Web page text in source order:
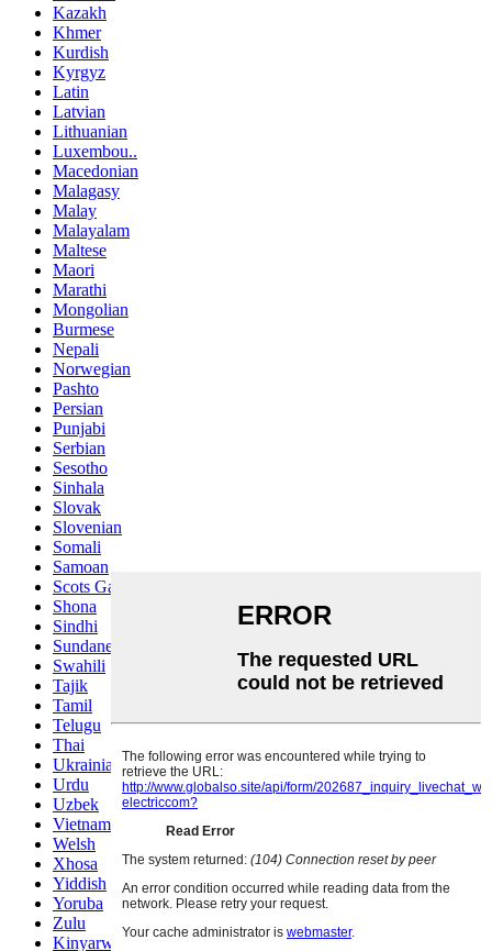
Kazakh
Khmer
Kurdish
Kyrgyz
Latin
Latvian
Lithuanian
Luxembou..
Macedonian
Malagasy
Malay
Malayalam
Maltese
Maori
Marathi
Mongolian
Burmese
Nepali
Norwegian
Pashto
Persian
Punjabi
Serbian
Sesotho
Sinhala
Slovak
Slovenian
Somali
Samoan
Scots Gaelic
Shona
Sindhi
Sundanese
Swahili
Tajik
Tamil
Telugu
Thai
Ukrainian
Urdu
Uzbek
Vietnamese
Welsh
Xhosa
Yiddish
Yoruba
Zulu
Kinyarwanda